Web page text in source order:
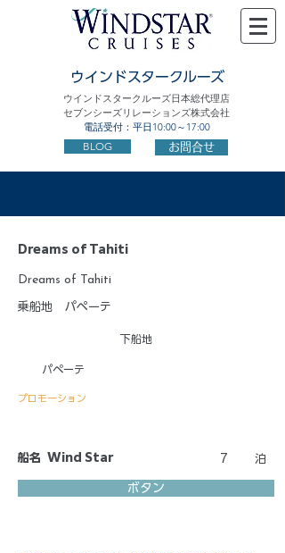
ウインドスタークルーズ
ウインドスタークルーズ日本総代理店
セブンシーズリレーションズ株式会社
電話受付：平日10:00～17:00
BLOG お問合せ
Dreams of Tahiti
Dreams of Tahiti
乗船地 パペーテ
下船地
パペーテ
プロモーション
船名 Wind Star 7 泊
ボタン